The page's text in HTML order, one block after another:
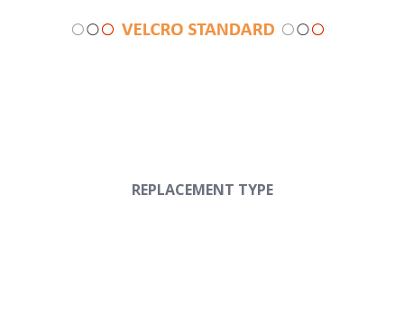
REPLACEMENT TYPE